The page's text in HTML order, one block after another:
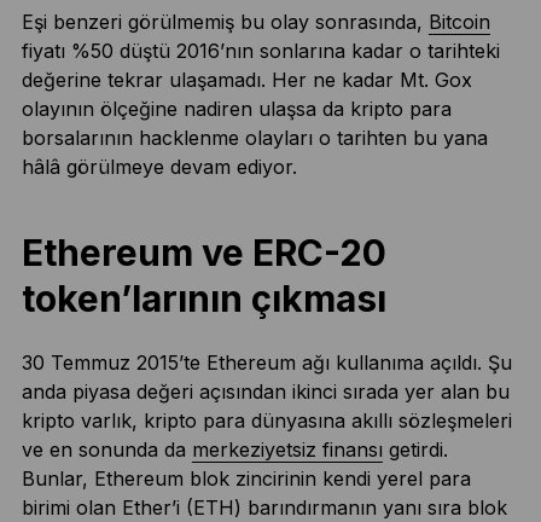
Eşi benzeri görülmemiş bu olay sonrasında, Bitcoin
fiyatı %50 düştü 2016’nın sonlarına kadar o tarihteki
değerine tekrar ulaşamadı. Her ne kadar Mt. Gox
olayının ölçeğine nadiren ulaşsa da kripto para
borsalarının hacklenme olayları o tarihten bu yana
hâlâ görülmeye devam ediyor.
Ethereum ve ERC-20
token’larının çıkması
30 Temmuz 2015’te Ethereum ağı kullanıma açıldı. Şu
anda piyasa değeri açısından ikinci sırada yer alan bu
kripto varlık, kripto para dünyasına akıllı sözleşmeleri
ve en sonunda da merkeziyetsiz finansı getirdi.
Bunlar, Ethereum blok zincirinin kendi yerel para
birimi olan Ether’i (ETH) barındırmanın yanı sıra blok